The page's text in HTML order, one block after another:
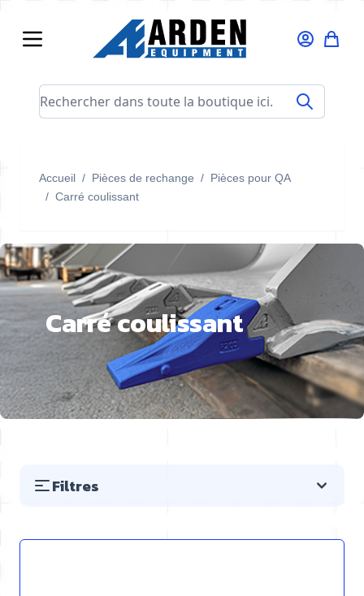
Rechercher dans toute la boutique ici...
Accueil / Pièces de rechange / Pièces pour QA
/ Carré coulissant
Carré coulissant
Filtres